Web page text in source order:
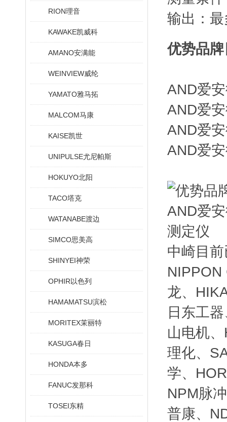
RION理音
KAWAKE凯威科
AMANO安满能
WEINVIEW威纶
YAMATO雅马拓
MALCOM马康
KAISE凯世
UNIPULSE尤尼帕斯
HOKUYO北阳
TACO塔克
WATANABE渡边
SIMCO思美高
SHINYEI神荣
OPHIR以色列
HAMAMATSU滨松
MORITEX茉丽特
KASUGA春日
HONDA本多
FANUC发那科
TOSEI东精
输出：
优势品
AND爱
AND爱
AND爱
AND爱
中崎目
NIPPON
龙、
日东工
山电机
理化、
学、
NPM脉
普康、